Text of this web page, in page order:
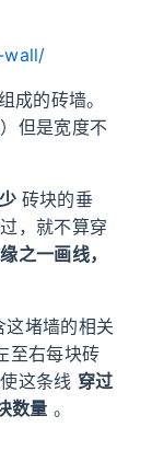
wall/
成的砖墙。
但是宽度不
砖块的垂
，就不算穿
之一画线，
这堵墙的相关
至右每块砖
这条线 穿过
数量 。